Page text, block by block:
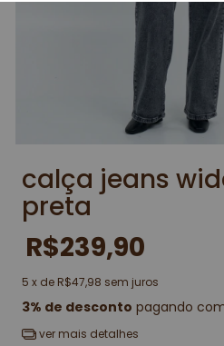
calça jeans
preta
R$239,90
5 x de R$47,98 sem juros
3% de desconto pagando
ver mais detalhes